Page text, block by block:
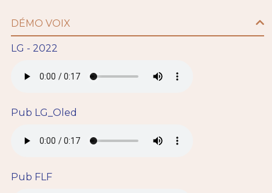
DÉMO VOIX
LG - 2022
Pub LG_Oled
Pub FLF